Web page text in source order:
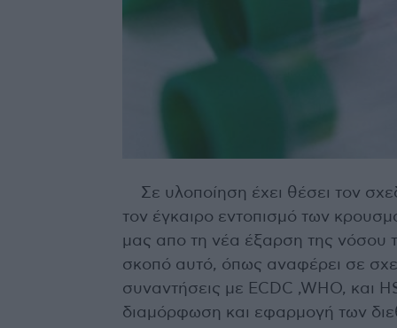
Σε υλοποίηση έχει θέσει τον
τον έγκαιρο εντοπισμό των
μας απο τη νέα έξαρση της νόσου
σκοπό αυτό, όπως αναφέρει σε
συναντήσεις με ECDC ,WHO, και
διαμόρφωση και εφαρμογή των